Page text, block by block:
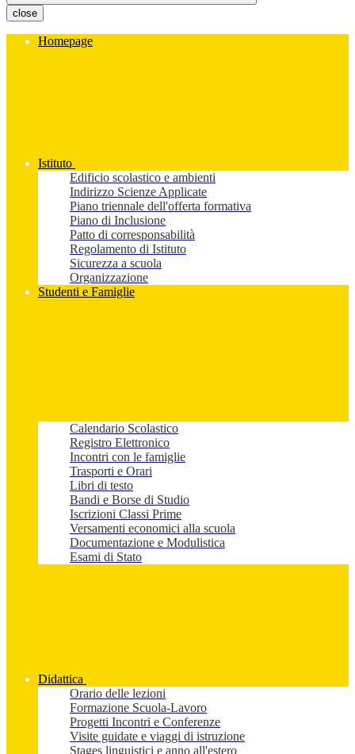
close
Homepage
Istituto
Edificio scolastico e ambienti
Indirizzo Scienze Applicate
Piano triennale dell'offerta formativa
Piano di Inclusione
Patto di corresponsabilità
Regolamento di Istituto
Sicurezza a scuola
Organizzazione
Studenti e Famiglie
Calendario Scolastico
Registro Elettronico
Incontri con le famiglie
Trasporti e Orari
Libri di testo
Bandi e Borse di Studio
Iscrizioni Classi Prime
Versamenti economici alla scuola
Documentazione e Modulistica
Esami di Stato
Didattica
Orario delle lezioni
Formazione Scuola-Lavoro
Progetti Incontri e Conferenze
Visite guidate e viaggi di istruzione
Stages linguistici e anno all'estero